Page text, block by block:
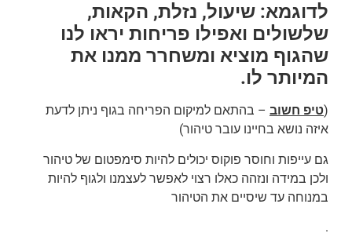
לדוגמא: שיעול, נזלת, הקאות,
שלשולים ואפילו פריחות יראו לנו
שהגוף מוציא ומשחרר ממנו את
המיותר לו.
(טיפ חשוב – בהתאם למיקום הפריחה בגוף ניתן לדעת
איזה נושא בחיינו עובר טיהור)
גם עייפות וחוסר פוקוס יכולים להיות סימפטום של טיהור
ולכן במידה ונזהה כאלו רצוי לאפשר לעצמנו ולגוף להיות
במנוחה עד שיסיים את הטיהור
.